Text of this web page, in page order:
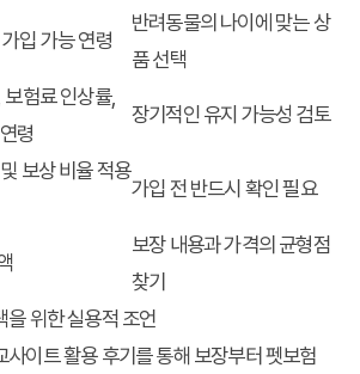
입 가능 연령
반려동물의 나이에 맞는 상
품 선택
험료 인상률,
령
장기적인 유지 가능성 검토
보상 비율 적용
가입 전 반드시 확인 필요
보장 내용과 가격의 균형점
찾기
을 위한 실용적 조언
이트 활용 후기 를 통해 보장부터 펫보험